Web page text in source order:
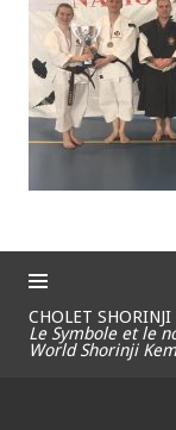
CHOLET
Le Symbole et le
World Shorinji